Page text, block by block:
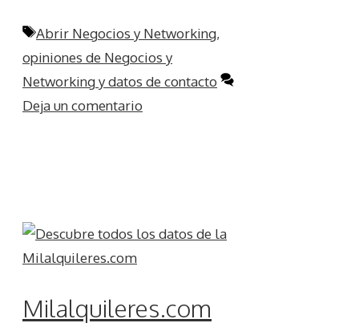
Etiquetas
Abrir Negocios y Networking,
opiniones de Negocios y
Networking y datos de contacto
Deja un comentario
Milalquileres.com